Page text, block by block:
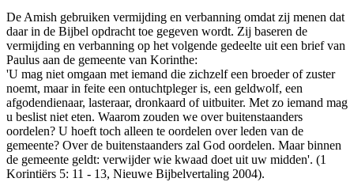
De Amish gebruiken vermijding en verbanning omdat zij menen dat
daar in de Bijbel opdracht toe gegeven wordt. Zij baseren de
vermijding en verbanning op het volgende gedeelte uit een brief van
Paulus aan de gemeente van Korinthe:
'U mag niet omgaan met iemand die zichzelf een broeder of zuster
noemt, maar in feite een ontuchtpleger is, een geldwolf, een
afgodendienaar, lasteraar, dronkaard of uitbuiter. Met zo iemand mag
u beslist niet eten. Waarom zouden we over buitenstaanders
oordelen? U hoeft toch alleen te oordelen over leden van de
gemeente? Over de buitenstaanders zal God oordelen. Maar binnen
de gemeente geldt: verwijder wie kwaad doet uit uw midden'. (1
Korintiërs 5: 11 - 13, Nieuwe Bijbelvertaling 2004).